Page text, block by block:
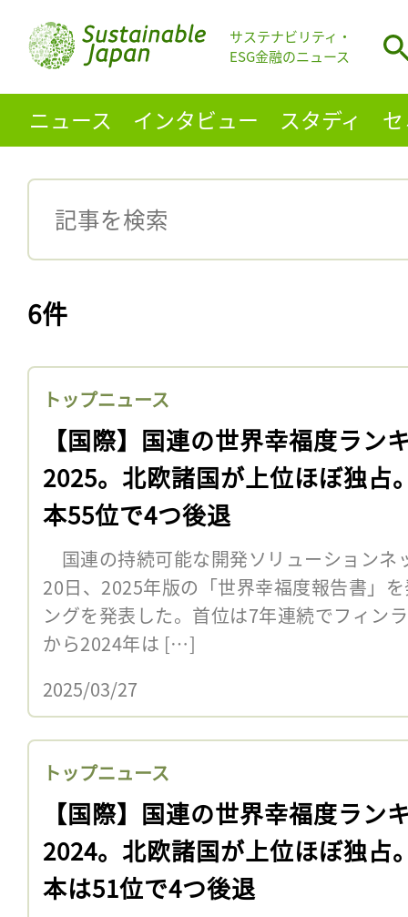
サステナビリティ・
ESG金融のニュース
ニュース インタビュー スタディ
6件
トップニュース
【国際】国連の世界幸福度ラン
2025。北欧諸国が上位ほぼ独占
本55位で4つ後退
国連の持続可能な開発ソリューションネ
20日、2025年版の「世界幸福度報告書」
ングを発表した。首位は7年連続でフィン
から2024年は […]
2025/03/27
トップニュース
【国際】国連の世界幸福度ラン
2024。北欧諸国が上位ほぼ独占
本は51位で4つ後退